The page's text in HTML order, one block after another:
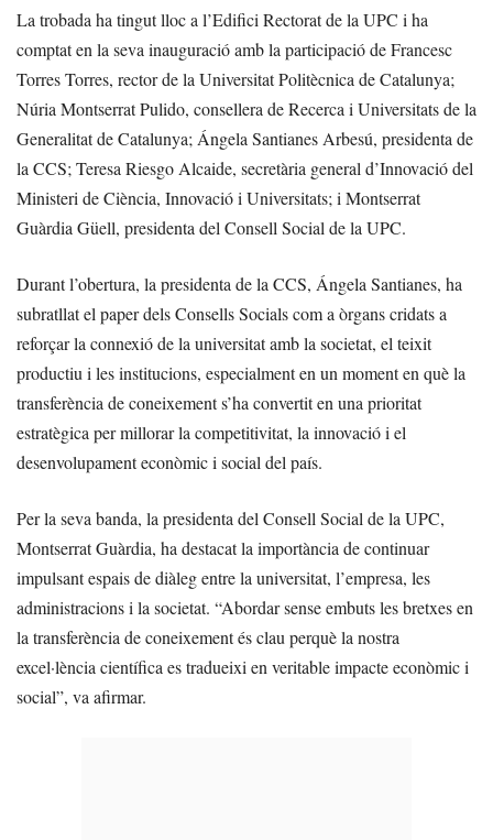
La trobada ha tingut lloc a l’Edifici Rectorat de la UPC i ha
comptat en la seva inauguració amb la participació de Francesc
Torres Torres, rector de la Universitat Politècnica de Catalunya;
Núria Montserrat Pulido, consellera de Recerca i Universitats de la
Generalitat de Catalunya; Ángela Santianes Arbesú, presidenta de
la CCS; Teresa Riesgo Alcaide, secretària general d’Innovació del
Ministeri de Ciència, Innovació i Universitats; i Montserrat
Guàrdia Güell, presidenta del Consell Social de la UPC.
Durant l’obertura, la presidenta de la CCS, Ángela Santianes, ha
subratllat el paper dels Consells Socials com a òrgans cridats a
reforçar la connexió de la universitat amb la societat, el teixit
productiu i les institucions, especialment en un moment en què la
transferència de coneixement s’ha convertit en una prioritat
estratègica per millorar la competitivitat, la innovació i el
desenvolupament econòmic i social del país.
Per la seva banda, la presidenta del Consell Social de la UPC,
Montserrat Guàrdia, ha destacat la importància de continuar
impulsant espais de diàleg entre la universitat, l’empresa, les
administracions i la societat. “Abordar sense embuts les bretxes en
la transferència de coneixement és clau perquè la nostra
excel·lència científica es tradueixi en veritable impacte econòmic i
social”, va afirmar.